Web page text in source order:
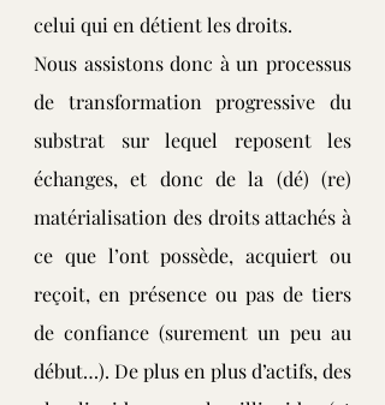
celui qui en détient les droits.
Nous assistons donc à un processus
de transformation progressive du
substrat sur lequel reposent les
échanges, et donc de la (dé) (re)
matérialisation des droits attachés à
ce que l’ont possède, acquiert ou
reçoit, en présence ou pas de tiers
de confiance (surement un peu au
début…). De plus en plus d’actifs, des